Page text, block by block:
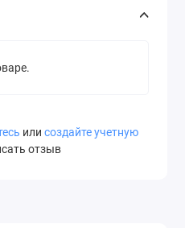
или создайте учетную
отзыв